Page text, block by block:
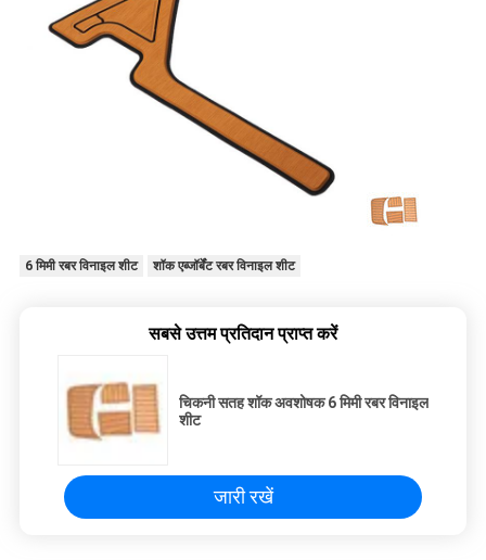
6 मिमी रबर विनाइल शीट शॉक एब्जॉर्बेंट रबर विनाइल शीट
सबसे उत्तम प्रतिदान प्राप्त करें
चिकनी सतह शॉक अवशोषक 6 मिमी रबर विनाइल
शीट
जारी रखें